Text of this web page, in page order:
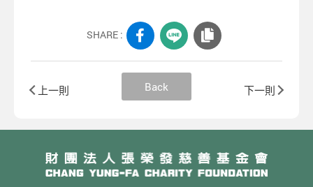
SHARE :
上一則 Back 下一則